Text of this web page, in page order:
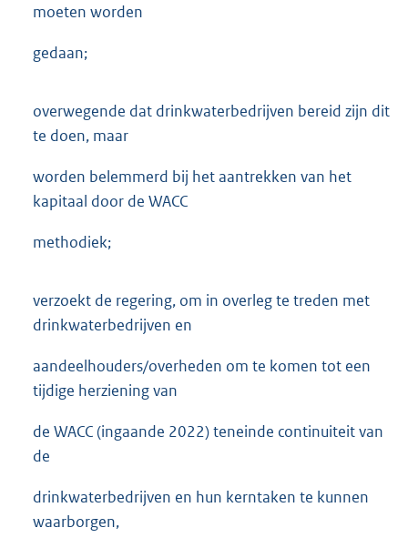
moeten worden
gedaan;
overwegende dat drinkwaterbedrijven bereid zijn dit
te doen, maar
worden belemmerd bij het aantrekken van het
kapitaal door de WACC
methodiek;
verzoekt de regering, om in overleg te treden met
drinkwaterbedrijven en
aandeelhouders/overheden om te komen tot een
tijdige herziening van
de WACC (ingaande 2022) teneinde continuiteit van
de
drinkwaterbedrijven en hun kerntaken te kunnen
waarborgen,